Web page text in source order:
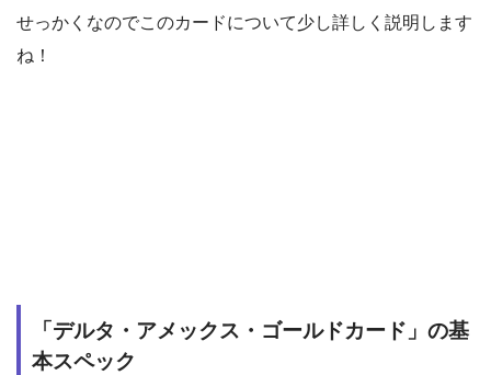
せっかくなのでこのカードについて少し詳しく説明します
ね！
「デルタ・アメックス・ゴールドカード」の基
本スペック